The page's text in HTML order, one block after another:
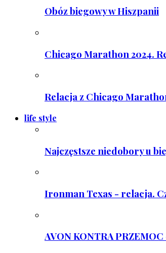
Obóz biegowy w Hiszpanii
Chicago Marathon 2024.
Relacja z Chicago
life style
Najczęstsze niedobory u
Ironman Texas - relacja.
AVON KONTRA